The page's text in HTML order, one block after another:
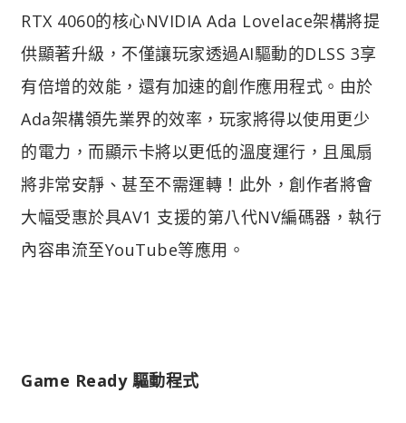
RTX 4060的核心NVIDIA Ada Lovelace架構將提
供顯著升級，不僅讓玩家透過AI驅動的DLSS 3享
有倍增的效能，還有加速的創作應用程式。由於
Ada架構領先業界的效率，玩家將得以使用更少
的電力，而顯示卡將以更低的溫度運行，且風扇
將非常安靜、甚至不需運轉！此外，創作者將會
大幅受惠於具AV1 支援的第八代NV編碼器，執行
內容串流至YouTube等應用。
Game Ready 驅動程式